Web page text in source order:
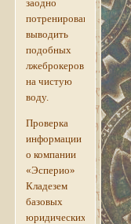
заодно
потренировавшись
выводить
подобных
лжеброкеров
на чистую
воду.
Проверка
информации
о компании
«Эсперио»
Кладезем
базовых
юридических